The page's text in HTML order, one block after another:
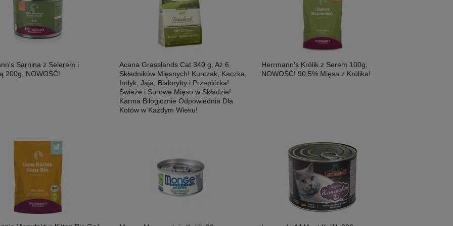
Sarnina z Selerem i
200g, NOWOŚĆ!
Acana Grasslands Cat 340 g, Aż 6
Składników Mięsnych! Kurczak, Kaczka,
Indyk, Jaja, Białoryby i Przepiórka!
Świeże i Surowe Mięso w Składzie!
Karma Bilogicznie Odpowiednia Dla
Kotów w Każdym Wieku!
Herrmann's Królik z Serem 100g,
NOWOŚĆ! 90,5% Mięsa z Królika!